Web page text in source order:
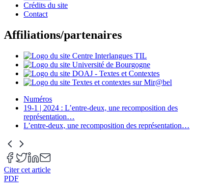
Crédits du site
Contact
Affiliations/partenaires
Numéros
19-1 | 2024 : L’entre-deux, une recomposition des
représentation…
L’entre-deux, une recomposition des représentation…
Citer cet article
PDF